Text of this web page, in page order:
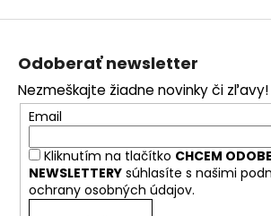
Odoberať newsletter
Nezmeškajte žiadne novinky či zľavy!
Email
Kliknutím na tlačítko CHCEM
NEWSLETTERYsúhlasíte s našimi
ochrany osobných údajov.